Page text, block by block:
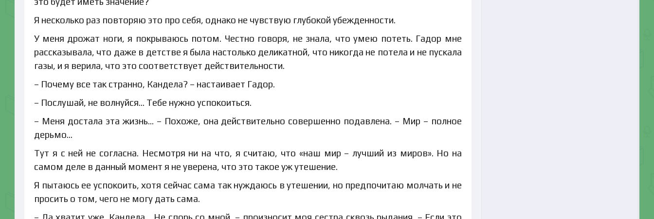
Я несколько раз повторяю это про себя, однако не чувствую глубокой убежденности.
У меня дрожат ноги, я покрываюсь потом. Честно говоря, не знала, что умею потеть. Гадор мне
рассказывала, что даже в детстве я была настолько деликатной, что никогда не потела и не пускала
газы, и я верила, что это соответствует действительности.
– Почему все так странно, Кандела? – настаивает Гадор.
– Послушай, не волнуйся… Тебе нужно успокоиться.
– Меня достала эта жизнь… – Похоже, она действительно совершенно подавлена. – Мир – полное
дерьмо…
Тут я с ней не согласна. Несмотря ни на что, я считаю, что «наш мир – лучший из миров». Но на
самом деле в данный момент я не уверена, что это такое уж утешение.
Я пытаюсь ее успокоить, хотя сейчас сама так нуждаюсь в утешении, но предпочитаю молчать и не
просить о том, чего не могу дать сама.